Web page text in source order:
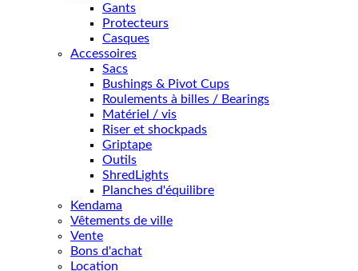
Gants
Protecteurs
Casques
Accessoires
Sacs
Bushings & Pivot Cups
Roulements à billes / Bearings
Matériel / vis
Riser et shockpads
Griptape
Outils
ShredLights
Planches d'équilibre
Kendama
Vêtements de ville
Vente
Bons d'achat
Location